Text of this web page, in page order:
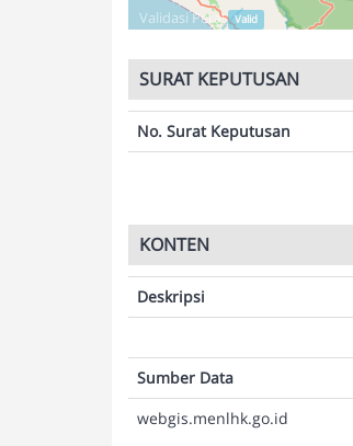
Validasi Peta: Valid
SURAT KEPUTUSAN
No. Surat Keputusan
KONTEN
Deskripsi
Sumber Data
webgis.menlhk.go.id